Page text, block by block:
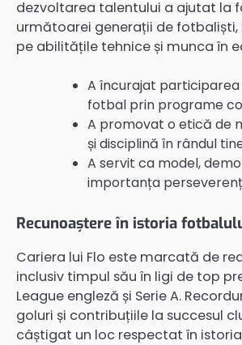
dezvoltarea talentului a ajutat la
următoarei generații de
pe abilitățile tehnice și munca în
A încurajat
fotbal prin programe
A promovat o etică de
și disciplină în rândul
A servit ca model,
importanța
Recunoaștere în istoria
Cariera lui Flo este marcată de
inclusiv timpul său în ligi de top
League engleză și Serie A.
goluri și contribuțiile la succesul
câștigat un loc respectat în